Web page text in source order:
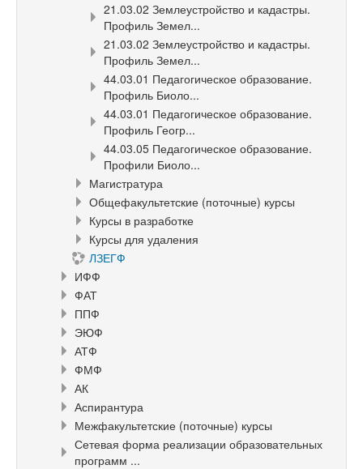
21.03.02 Землеустройство и кадастры.
Профиль Земел...
21.03.02 Землеустройство и кадастры.
Профиль Земел...
44.03.01 Педагогическое образование.
Профиль Биоло...
44.03.01 Педагогическое образование.
Профиль Геогр...
44.03.05 Педагогическое образование.
Профили Биоло...
Магистратура
Общефакультетские (поточные) курсы
Курсы в разработке
Курсы для удаления
ЛЗЕГФ
ИФФ
ФАТ
ППФ
ЭЮФ
АТФ
ФМФ
АК
Аспирантура
Межфакультетские (поточные) курсы
Сетевая форма реализации образовательных
программ ...